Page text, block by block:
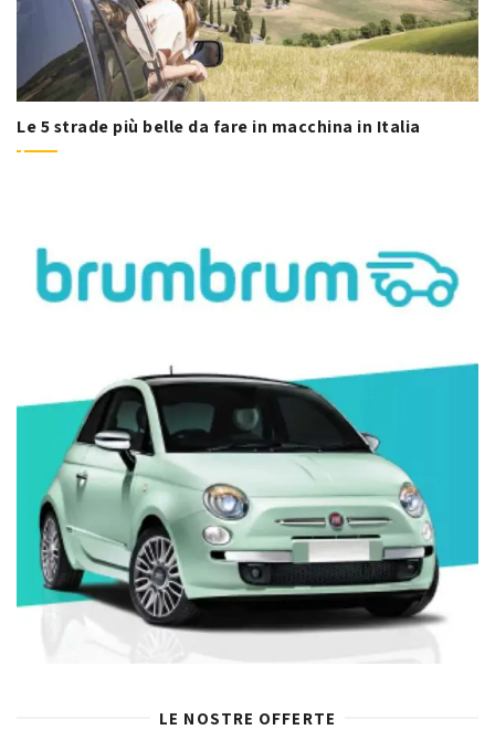
Le 5 strade più belle da fare in macchina in Italia
LE NOSTRE OFFERTE